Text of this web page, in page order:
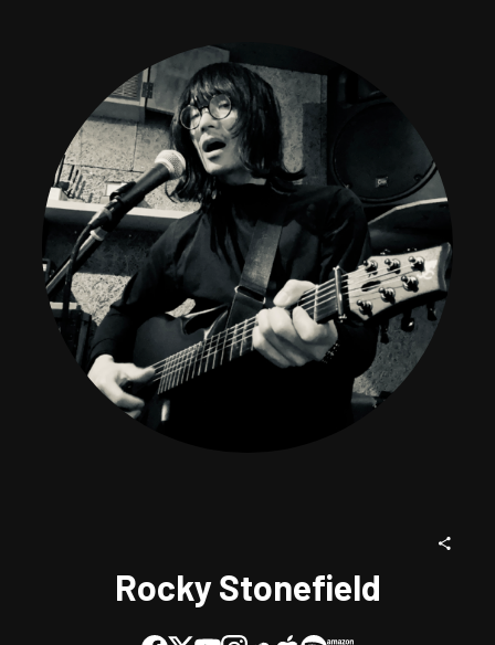
Rocky Stonefield